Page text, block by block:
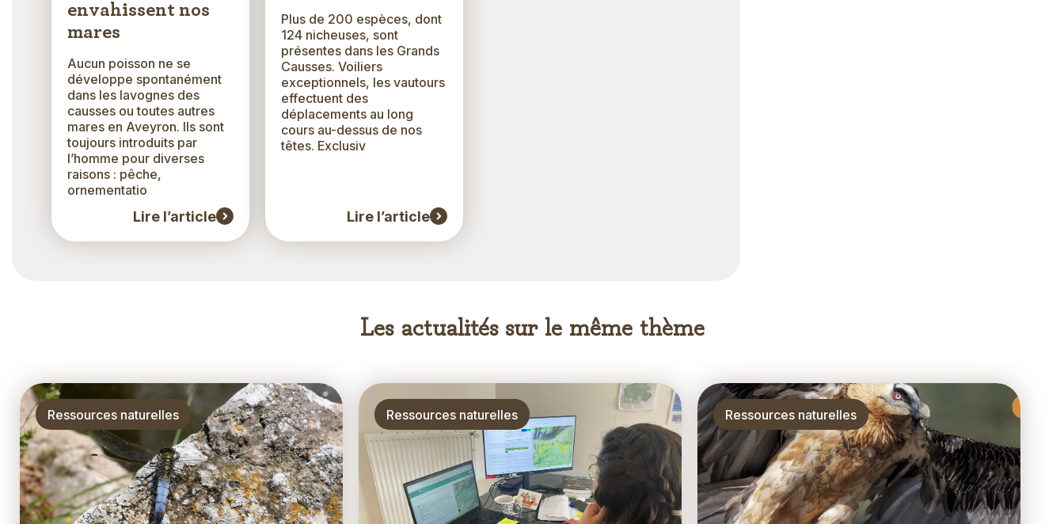
envahissent nos
mares
Aucun poisson ne se
développe spontanément
dans les lavognes des
causses ou toutes autres
mares en Aveyron. Ils sont
toujours introduits par
l’homme pour diverses
raisons : pêche,
ornementatio
Lire l’article
Plus de 200 espèces, dont
124 nicheuses, sont
présentes dans les Grands
Causses. Voiliers
exceptionnels, les vautours
effectuent des
déplacements au long
cours au-dessus de nos
têtes. Exclusiv
Lire l’article
Les actualités sur le même thème
Thématique
Ressources naturelles Thématique
Ressources naturelles Thématique
Ressources naturelles